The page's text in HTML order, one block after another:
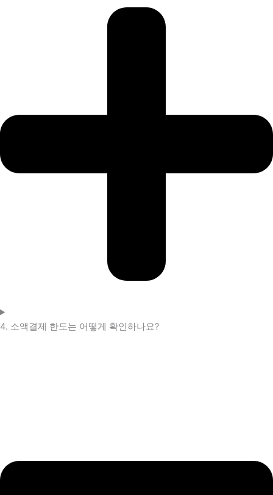
4. 소액결제 한도는 어떻게 확인하나요?